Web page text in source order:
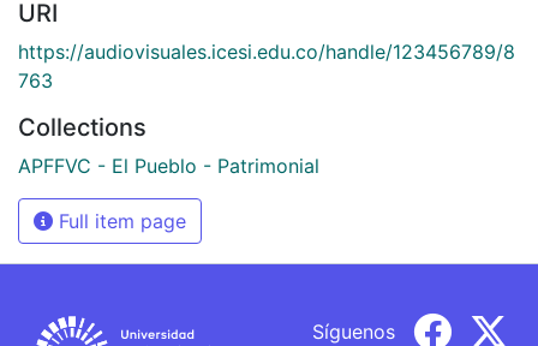
URI
https://audiovisuales.icesi.edu.co/handle/123456789/8
763
Collections
APFFVC - El Pueblo - Patrimonial
Full item page
Síguenos